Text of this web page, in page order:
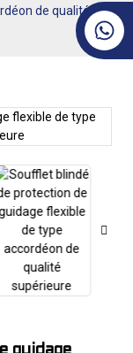
de qualité